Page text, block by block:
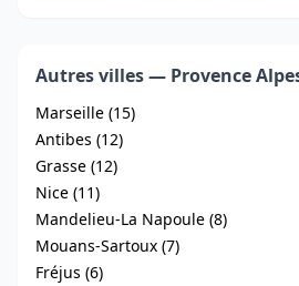
Autres villes — Provence
Marseille (15)
Antibes (12)
Grasse (12)
Nice (11)
Mandelieu-La Napoule (8)
Mouans-Sartoux (7)
Fréjus (6)